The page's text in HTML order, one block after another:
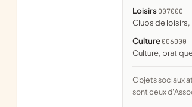
Loisirs 007000
clubs de
Culture 006000
culture,
Objets sociaux attribués par l'administration d'après l'objet déclaré ; activité NAF attribuée par l'INSEE. Les noms courts
sont ceux